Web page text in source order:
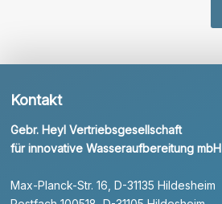
Kontakt
Gebr. Heyl Vertriebsgesellschaft
für innovative Wasseraufbereitung mbH
Max-Planck-Str. 16, D-31135 Hildesheim